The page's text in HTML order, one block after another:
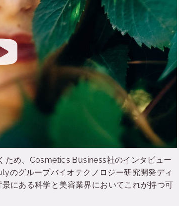
ため、Cosmetics Business社のインタビュー
のグループバイオテクノロジー研究開発ディ
にある科学と美容業界においてこれが持つ可